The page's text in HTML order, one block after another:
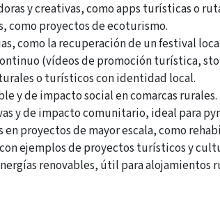
y creativas, como apps turísticas o
como proyectos de ecoturismo.
como la recuperación de un festival
(vídeos de promoción turística,
o turísticos con identidad local.
y de impacto social en comarcas rurales.
y de impacto comunitario, ideal para
proyectos de mayor escala, como
ejemplos de proyectos turísticos y
renovables, útil para alojamientos